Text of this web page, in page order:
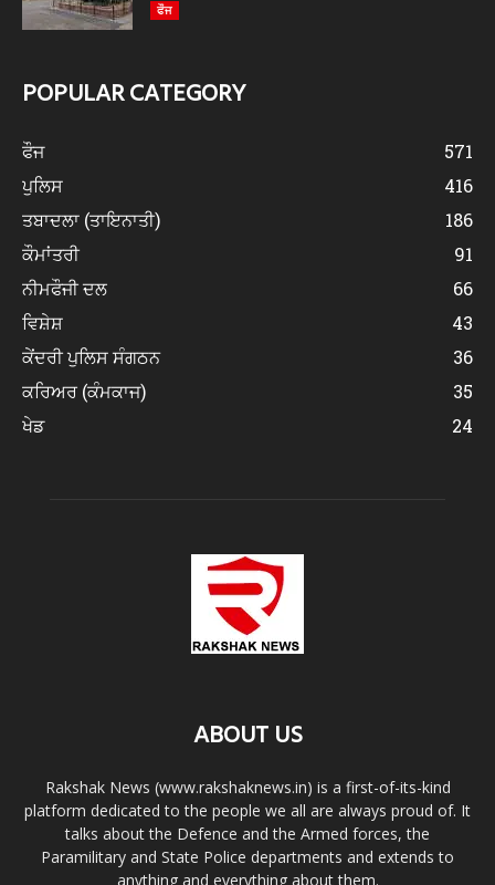
ਫੌਜ
POPULAR CATEGORY
ਫੌਜ
571
ਪੁਲਿਸ
416
ਤਬਾਦਲਾ (ਤਾਇਨਾਤੀ)
186
ਕੌਮਾਂਤਰੀ
91
ਨੀਮਫੌਜੀ ਦਲ
66
ਵਿਸ਼ੇਸ਼
43
ਕੇਂਦਰੀ ਪੁਲਿਸ ਸੰਗਠਨ
36
ਕਰਿਅਰ (ਕੰਮਕਾਜ)
35
ਖੇਡ
24
ABOUT US
Rakshak News (www.rakshaknews.in) is a first-of-its-kind
platform dedicated to the people we all are always proud of. It
talks about the Defence and the Armed forces, the
Paramilitary and State Police departments and extends to
anything and everything about them.